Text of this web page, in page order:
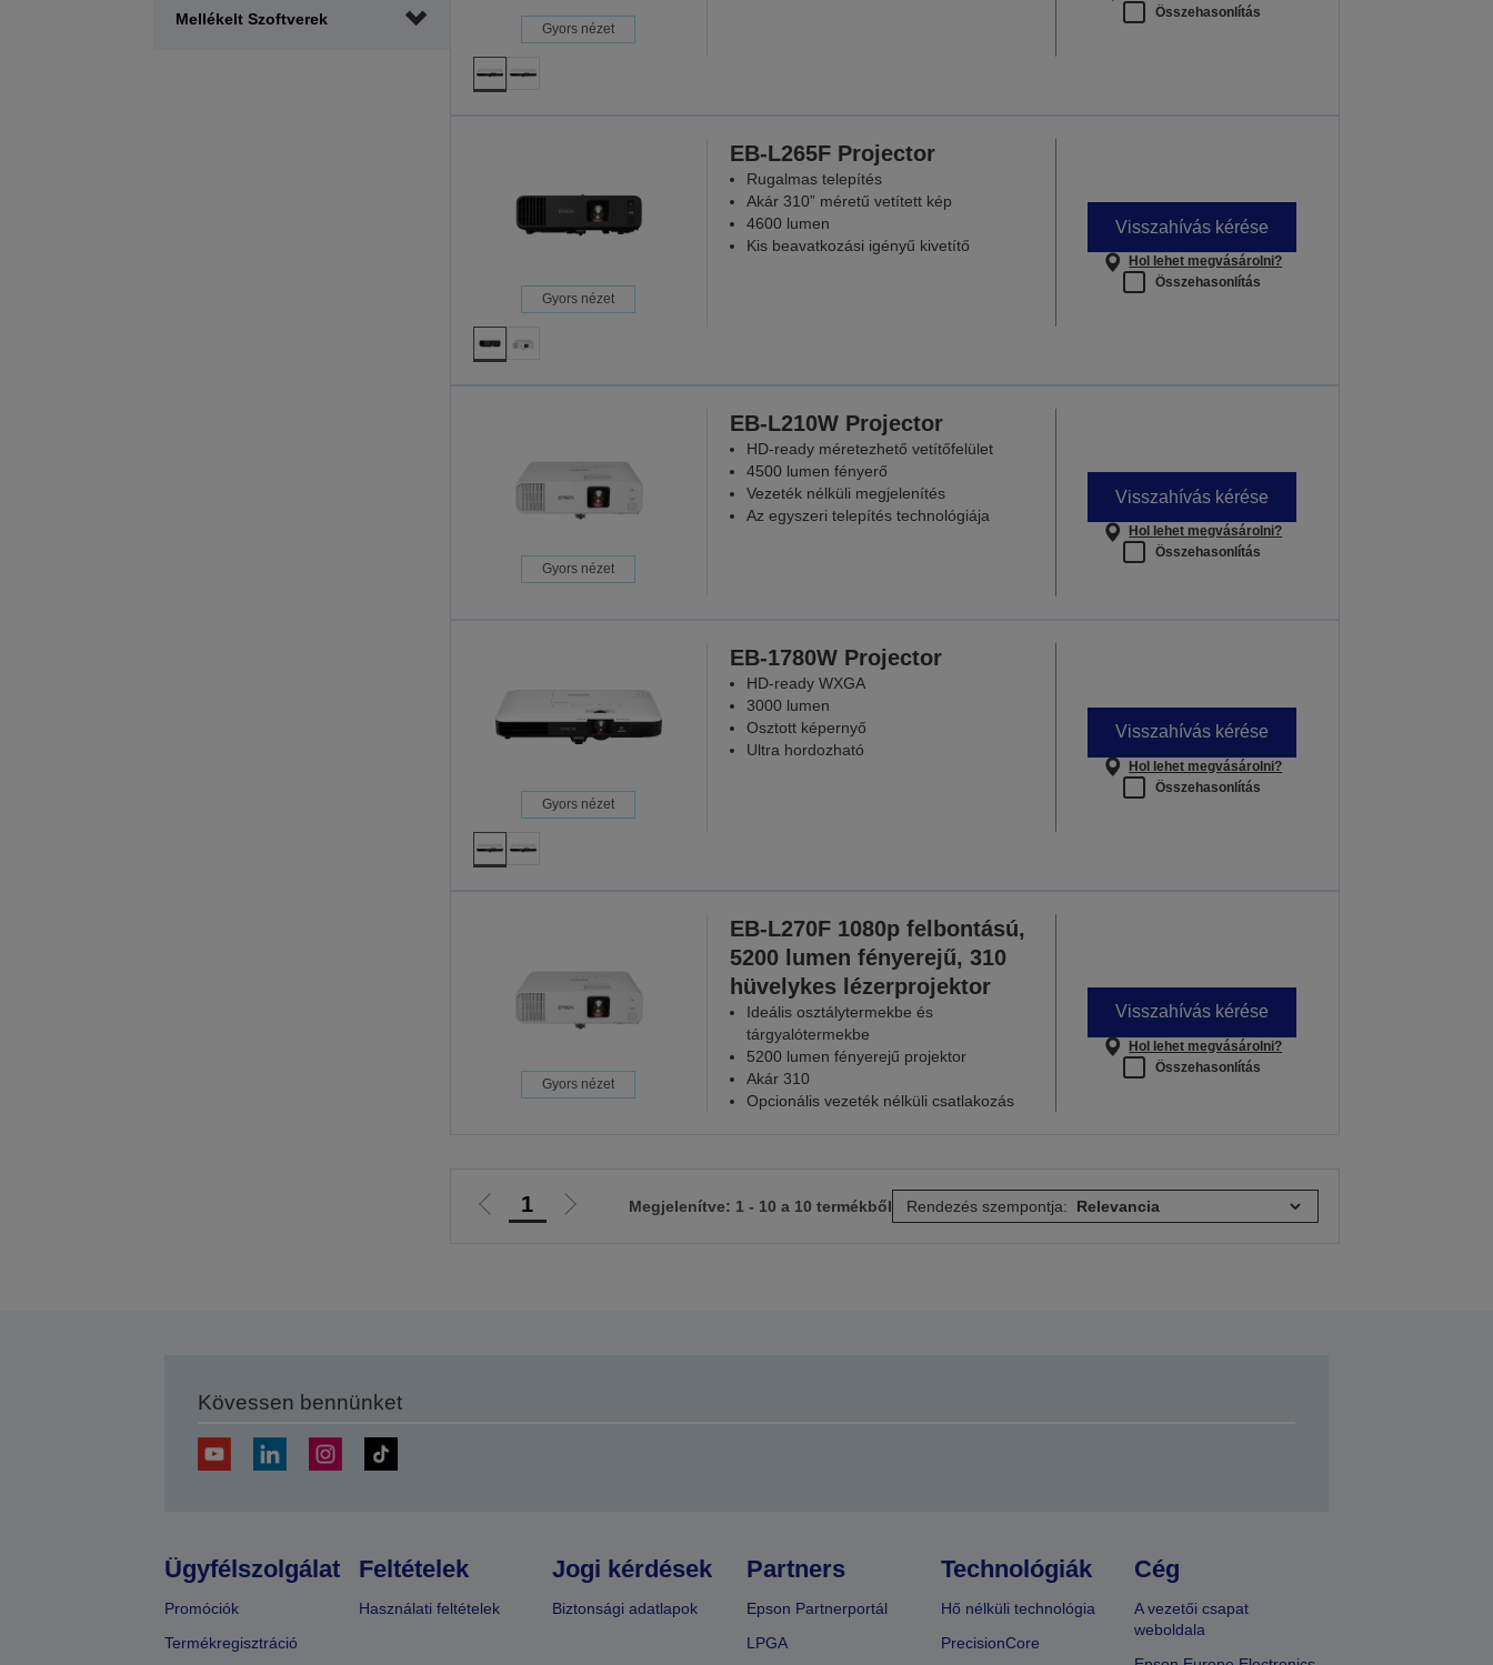
Mellékelt Szoftverek
Gyors nézet
Összehasonlítás
Gyors nézet
EB-L265F Projector
Rugalmas telepítés
Akár 310” méretű vetített kép
4600 lumen
Kis beavatkozási igényű kivetítő
Visszahívás kérése
Hol lehet megvásárolni?
Összehasonlítás
Gyors nézet
EB-L210W Projector
HD-ready méretezhető vetítőfelület
4500 lumen fényerő
Vezeték nélküli megjelenítés
Az egyszeri telepítés technológiája
Visszahívás kérése
Hol lehet megvásárolni?
Összehasonlítás
Gyors nézet
EB-1780W Projector
HD-ready WXGA
3000 lumen
Osztott képernyő
Ultra hordozható
Visszahívás kérése
Hol lehet megvásárolni?
Összehasonlítás
Gyors nézet
EB-L270F 1080p felbontású,
5200 lumen fényerejű, 310
hüvelykes lézerprojektor
Ideális osztálytermekbe és
tárgyalótermekbe
5200 lumen fényerejű projektor
Akár 310
Opcionális vezeték nélküli csatlakozás
Visszahívás kérése
Hol lehet megvásárolni?
Összehasonlítás
Előző
1
KövetkezőMegjelenítve: 1 - 10 a 10 termékből Rendezés szempontja:
Kövessen bennünket
Ügyfélszolgálat
Promóciók
Termékregisztráció
Feltételek
Használati feltételek
Jogi kérdések
Biztonsági adatlapok
Partners
Epson Partnerportál
LPGA
Technológiák
Hő nélküli technológia
PrecisionCore
Cég
A vezetői csapat
weboldala